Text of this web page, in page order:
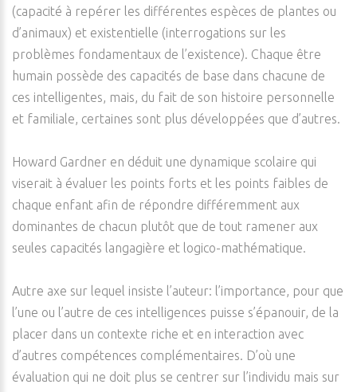
(capacité à repérer les différentes espèces de plantes ou
d’animaux) et existentielle (interrogations sur les
problèmes fondamentaux de l’existence). Chaque être
humain possède des capacités de base dans chacune de
ces intelligentes, mais, du fait de son histoire personnelle
et familiale, certaines sont plus développées que d’autres.
Howard Gardner en déduit une dynamique scolaire qui
viserait à évaluer les points forts et les points faibles de
chaque enfant afin de répondre différemment aux
dominantes de chacun plutôt que de tout ramener aux
seules capacités langagière et logico-mathématique.
Autre axe sur lequel insiste l’auteur: l’importance, pour que
l’une ou l’autre de ces intelligences puisse s’épanouir, de la
placer dans un contexte riche et en interaction avec
d’autres compétences complémentaires. D’où une
évaluation qui ne doit plus se centrer sur l’individu mais sur